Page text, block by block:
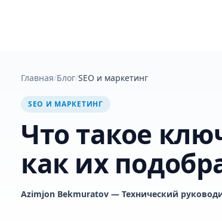
Главная/Блог/SEO и маркетинг
SEO И МАРКЕТИНГ
Что такое
как их
Azimjon Bekmuratov — Технический